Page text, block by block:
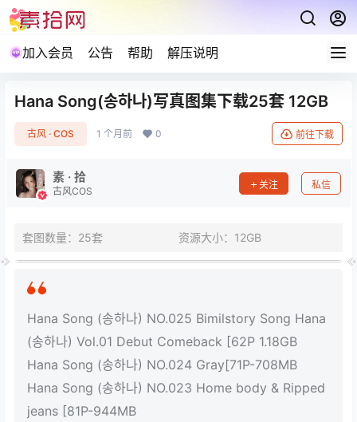
加入会员 公告 帮助 解压说明
Hana Song(송하나)写真图集下载25套 12GB
古风 · COS 1 个月前 0 前往下载
素 · 拾
古风COS
关注 私信
套图数量：25套 资源大小：12GB
Hana Song (송하나) NO.025 Bimilstory Song Hana
(송하나) Vol.01 Debut Comeback [62P 1.18GB
Hana Song (송하나) NO.024 Gray[71P-708MB
Hana Song (송하나) NO.023 Home body & Ripped
jeans [81P-944MB